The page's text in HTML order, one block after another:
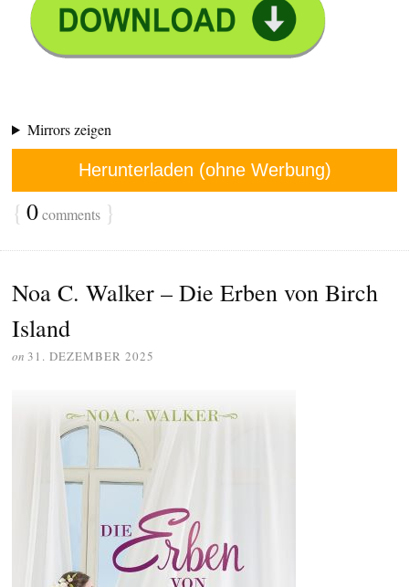
Mirrors zeigen
Herunterladen (ohne Werbung)
{ 0comments }
Noa C. Walker – Die Erben von Birch
Island
on 31. DEZEMBER 2025